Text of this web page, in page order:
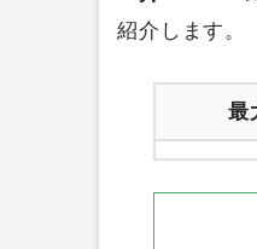
cryptomall
cryptomall（
紹介します。